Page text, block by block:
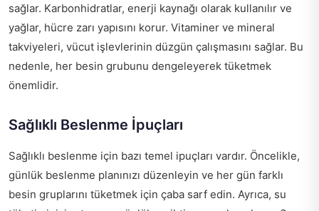
sağlar. Karbonhidratlar, enerji kaynağı olarak kullanılır ve
yağlar, hücre zarı yapısını korur. Vitaminer ve mineral
takviyeleri, vücut işlevlerinin düzgün çalışmasını sağlar. Bu
nedenle, her besin grubunu dengeleyerek tüketmek
önemlidir.
Sağlıklı Beslenme İpuçları
Sağlıklı beslenme için bazı temel ipuçları vardır. Öncelikle,
günlük beslenme planınızı düzenleyin ve her gün farklı
besin gruplarını tüketmek için çaba sarf edin. Ayrıca, su